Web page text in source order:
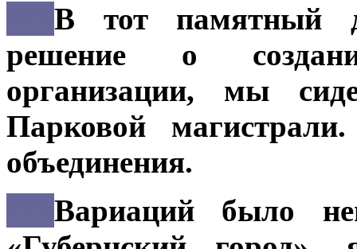
В тот памятный
решение о
организации, мы
Парковой
объединения.
Вариаций было